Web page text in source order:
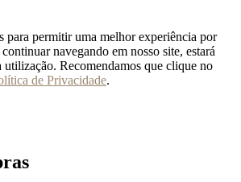
para permitir uma melhor experiência por
navegando em nosso site, estará
utilização. Recomendamos que clique no
de Privacidade.